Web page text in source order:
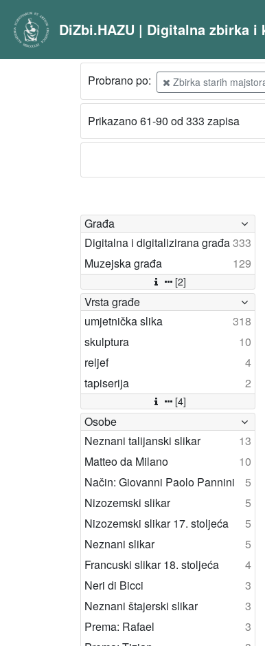
DiZbi.HAZU | Digitalna zbirka
Probrano po: Zbirka starih
Prikazano 61-90 od 333 zapisa
Građa
Digitalna i digitalizirana građa333
Muzejska građa
129
[2]
Vrsta građe
umjetnička slika
318
skulptura
10
reljef
4
tapiserija
2
[4]
Osobe
Neznani talijanski slikar
13
Matteo da Milano
10
Način: Giovanni Paolo Pannini
5
Nizozemski slikar
5
Nizozemski slikar 17. stoljeća
5
Neznani slikar
5
Francuski slikar 18. stoljeća
4
Neri di Bicci
3
Neznani štajerski slikar
3
Prema: Rafael
3